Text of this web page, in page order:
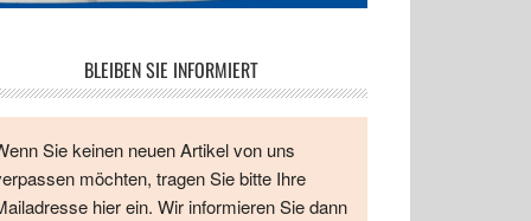
BLEIBEN SIE INFORMIERT
Sie keinen neuen Artikel von uns
möchten, tragen Sie bitte Ihre
hier ein. Wir informieren Sie dann